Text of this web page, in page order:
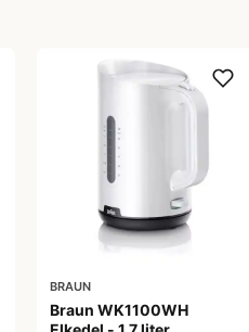
BRAUN
Braun WK1100WH